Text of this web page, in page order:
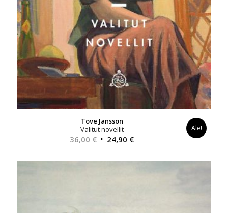
Tove Jansson
Valitut novellit
36,00€ Alkuperäinen
oli:
24,90 €Nykyinen
on:
24,90 €.
Ale!